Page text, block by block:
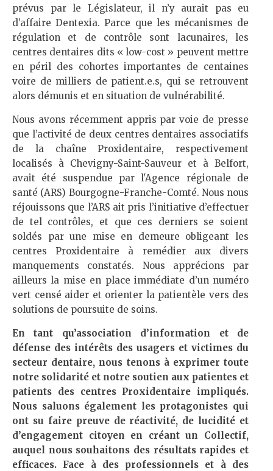
prévus par le Législateur, il n’y aurait pas eu
d’affaire Dentexia. Parce que les mécanismes de
régulation et de contrôle sont lacunaires, les
centres dentaires dits « low-cost » peuvent mettre
en péril des cohortes importantes de centaines
voire de milliers de patient.e.s, qui se retrouvent
alors démunis et en situation de vulnérabilité.
Nous avons récemment appris par voie de presse
que l’activité de deux centres dentaires associatifs
de la chaîne Proxidentaire, respectivement
localisés à Chevigny-Saint-Sauveur et à Belfort,
avait été suspendue par l'Agence régionale de
santé (ARS) Bourgogne-Franche-Comté. Nous nous
réjouissons que l’ARS ait pris l’initiative d’effectuer
de tel contrôles, et que ces derniers se soient
soldés par une mise en demeure obligeant les
centres Proxidentaire à remédier aux divers
manquements constatés. Nous apprécions par
ailleurs la mise en place immédiate d’un numéro
vert censé aider et orienter la patientèle vers des
solutions de poursuite de soins.
En tant qu’association d’information et de
défense des intérêts des usagers et victimes du
secteur dentaire, nous tenons à exprimer toute
notre solidarité et notre soutien aux patientes et
patients des centres Proxidentaire impliqués.
Nous saluons également les protagonistes qui
ont su faire preuve de réactivité, de lucidité et
d’engagement citoyen en créant un Collectif,
auquel nous souhaitons des résultats rapides et
efficaces. Face à des professionnels et à des